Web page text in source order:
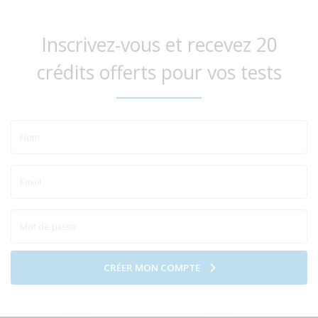
Inscrivez-vous et recevez 20
crédits offerts pour vos tests
CRÉER MON COMPTE